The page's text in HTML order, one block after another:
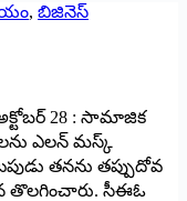
, బిజినెస్
28 : ‌సామాజిక
ఎలన్‌ ‌మస్క్
తనను తప్పుదోవ
సీఈఓ